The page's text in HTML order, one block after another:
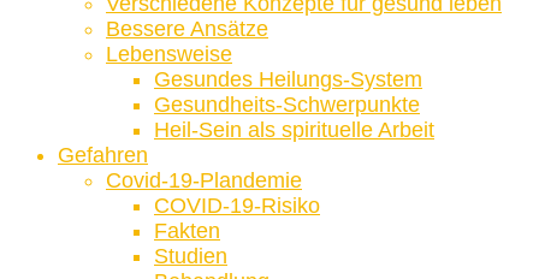
Bessere Ansätze
Lebensweise
Gesundes Heilungs-System
Gesundheits-Schwerpunkte
Heil-Sein als spirituelle Arbeit
Gefahren
Covid-19-Plandemie
COVID-19-Risiko
Fakten
Studien